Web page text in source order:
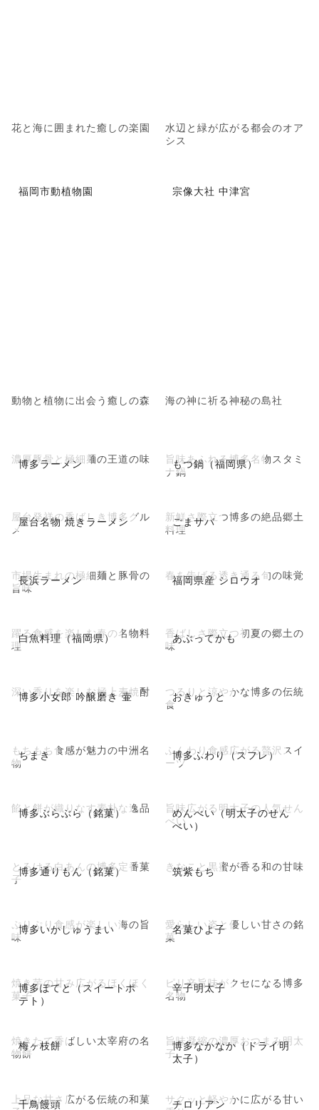
花と海に囲まれた癒しの楽園
水辺と緑が広がる都会のオア
シス
福岡市動植物園
動物と植物に出会う癒しの森
宗像大社 中津宮
海の神に祈る神秘の島社
博多ラーメン
濃厚豚骨と極細麺の王道の味 もつ鍋（福岡県）
旨味あふれる博多名物スタミ
ナ鍋
屋台名物 焼きラーメン
屋台発祥の香ばしき博多グル
メ
ごまサバ
新鮮さ際立つ博多の絶品郷土
料理
長浜ラーメン
市場生まれの極細麺と豚骨の
旨味
福岡県産 シロウオ
春を告げる透き通る旬の味覚
白魚料理（福岡県）
躍る食感を楽しむ春の名物料
理
あぶってかも
香ばしさ際立つ初夏の郷土の
味
博多小女郎 吟醸磨き 壷
深い香りを楽しむ極上麦焼酎 おきゅうと
つるりと涼やかな博多の伝統
食
ちまき
もちもち食感が魅力の中洲名
物
博多ふわり（スフレ）
ふんわり食感広がる贅沢スイ
ーツ
博多ぶらぶら（銘菓）
餡と餅が織りなす素朴な逸品
めんべい（明太子のせん
べい）
旨味広がる明太子の人気せん
べい
博多通りもん（銘菓）
とろける白あんの博多定番菓
子
筑紫もち
きなこと黒蜜が香る和の甘味
博多いかしゅうまい
ぷりぷり食感が楽しい海の旨
味
名菓ひよ子
愛らしい姿と優しい甘さの銘
菓
博多ぽてと（スイートポ
テト）
焼き芋の甘み広がるほくほく
菓子
辛子明太子
ピリ辛旨味がクセになる博多
名物
梅ヶ枝餅
焼きたて香ばしい太宰府の名
物餅
博多なかなか（ドライ明
太子）
旨味凝縮の濃厚おつまみ明太
子
千鳥饅頭
上品な甘さ広がる伝統の和菓
チロリアン
サクッと軽やかに広がる甘い